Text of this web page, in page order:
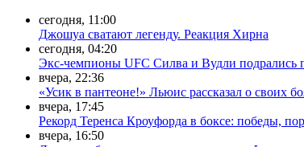
сегодня, 11:00
Джошуа сватают легенду. Реакция Хирна
сегодня, 04:20
Экс-чемпионы UFC Силва и Вудли подрались
вчера, 22:36
«Усик в пантеоне!» Льюис рассказал о своих
вчера, 17:45
Рекорд Теренса Кроуфорда в боксе: победы,
вчера, 16:50